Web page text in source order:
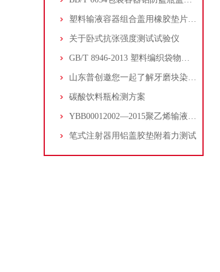
塑料输液容器组合盖用橡胶垫片的穿刺落屑
关于卧式抗张强度测试试验仪
GB/T 8946-2013 塑料编织袋物理性能测试方法及检测仪器介绍
山东普创邀您一起了解牙磨块染色仪的功能配置
碳酸饮料瓶检测方案
YBB00012002—2015聚乙烯输液瓶抗跌落的测试
笔式注射器用铝盖胶垫附着力测试